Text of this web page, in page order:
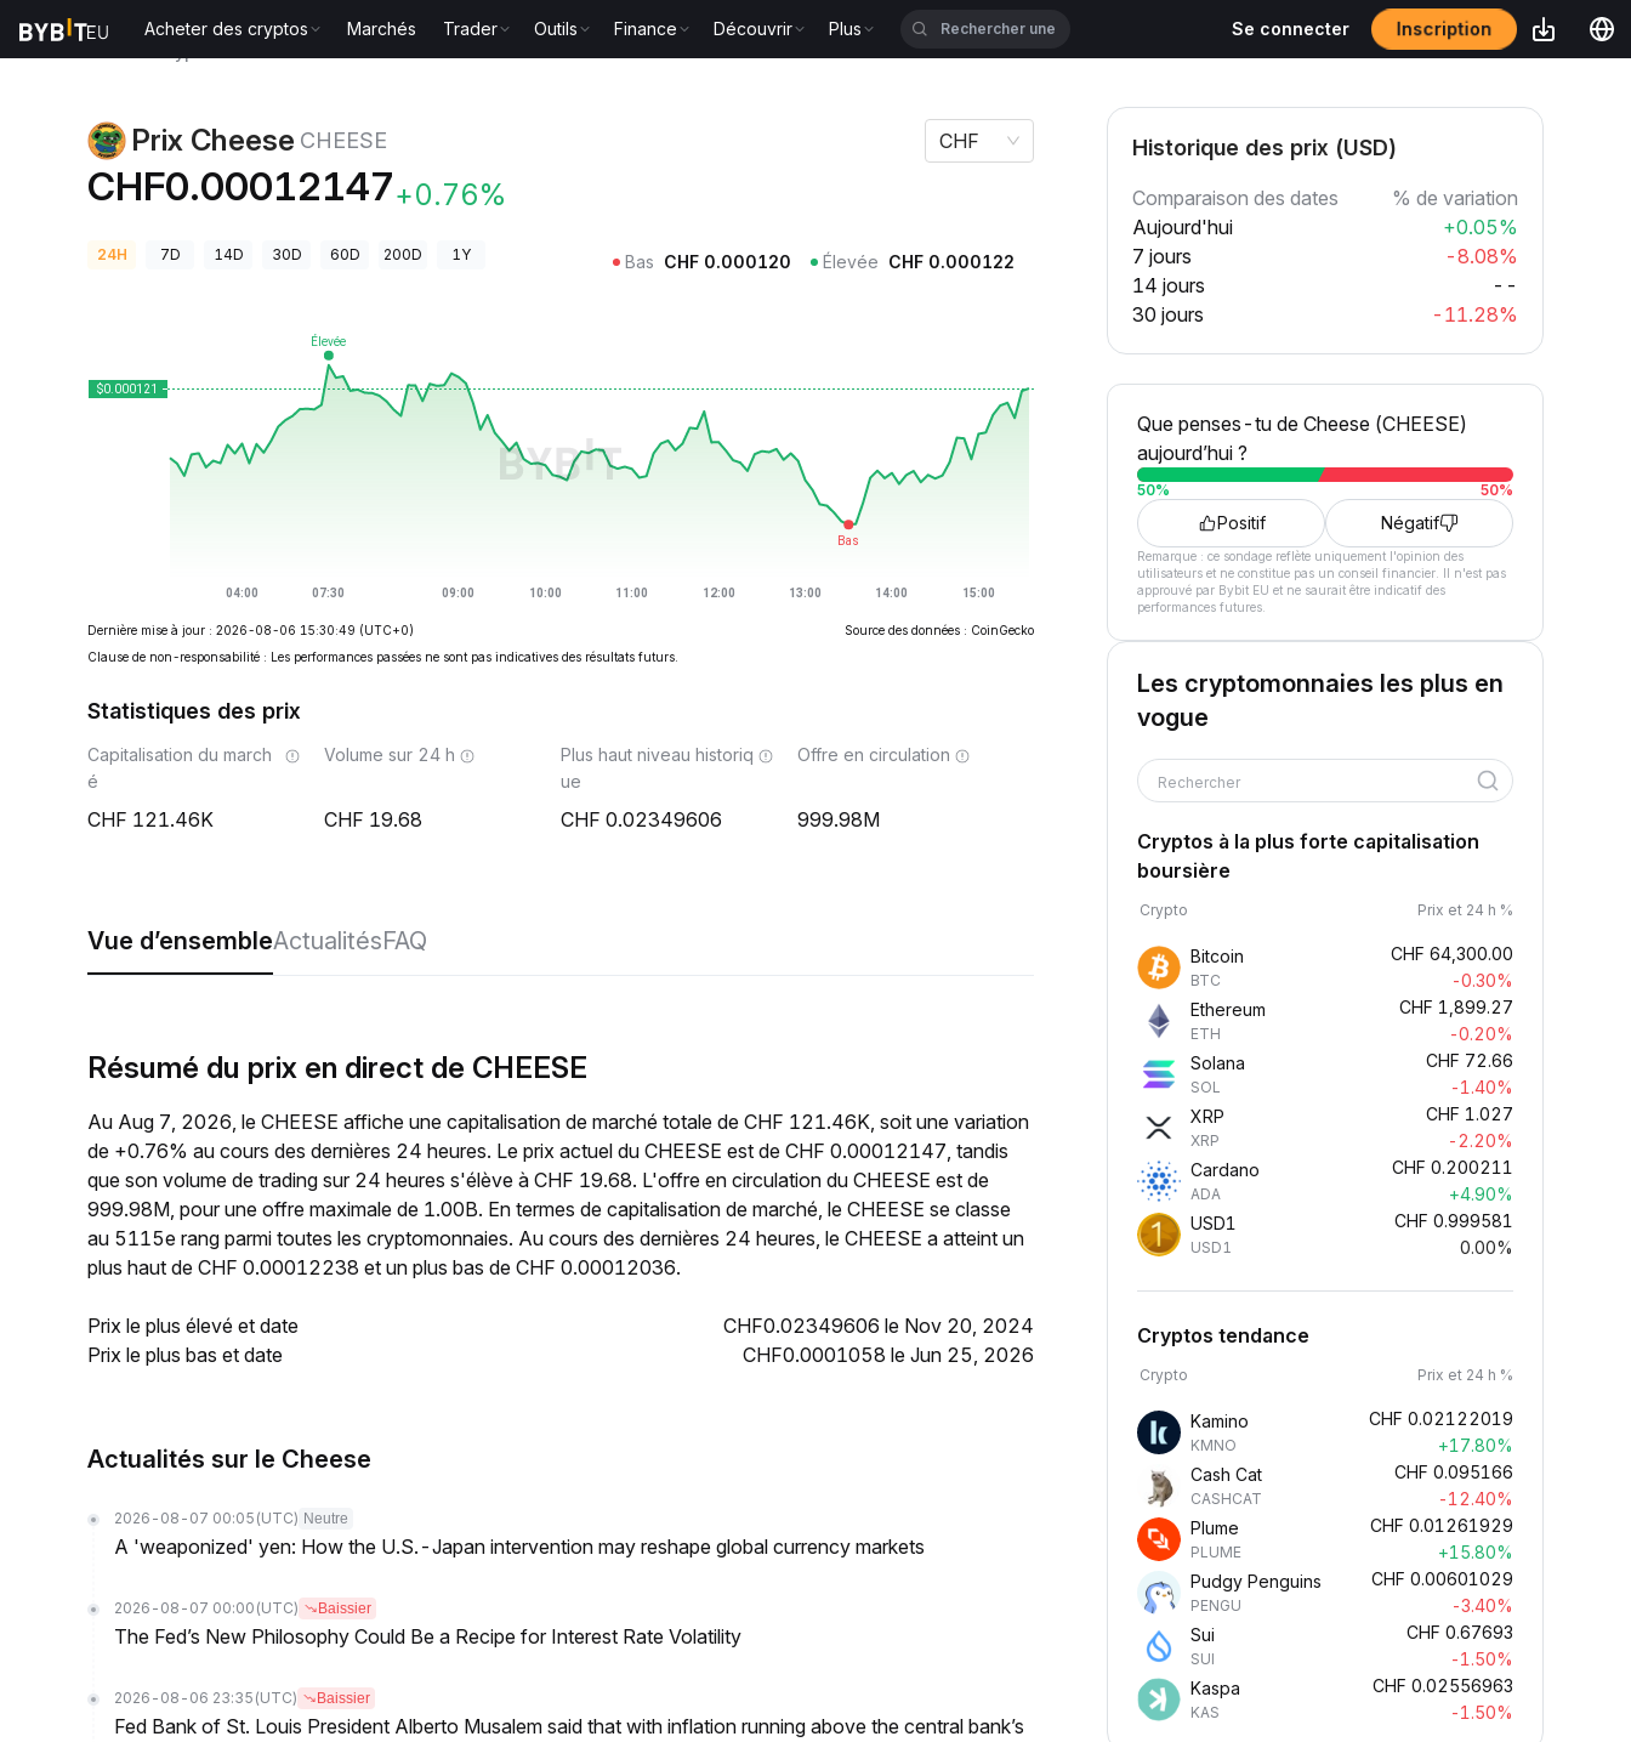
Acheter des cryptos Marchés Trader Outils Finance Découvrir Plus Se connecter Inscription
Prix Cheese CHEESE
CHF0.00012147+0.76%
CHF
24H 7D 14D 30D 60D 200D 1Y Bas CHF 0.000120 Élevée CHF 0.000122
Dernière mise à jour : 2026-08-06 15:30:49 (UTC+0)
Source des données : CoinGecko
Clause de non-responsabilité : Les performances passées ne sont pas indicatives des résultats futurs.
Statistiques des prix
Capitalisation du march
é
121.46K
Volume sur 24 h
19.68
Plus haut niveau historiq
ue
0.02349606
Offre en circulation
999.98M
Vue d’ensembleActualitésFAQ
Résumé du prix en direct de CHEESE
Au Aug 7, 2026, le CHEESE affiche une capitalisation de marché totale de CHF 121.46K, soit une variation
de +0.76% au cours des dernières 24 heures. Le prix actuel du CHEESE est de CHF 0.00012147, tandis
que son volume de trading sur 24 heures s'élève à CHF 19.68. L'offre en circulation du CHEESE est de
999.98M, pour une offre maximale de 1.00B. En termes de capitalisation de marché, le CHEESE se classe
au 5115e rang parmi toutes les cryptomonnaies. Au cours des dernières 24 heures, le CHEESE a atteint un
plus haut de CHF 0.00012238 et un plus bas de CHF 0.00012036.
Prix le plus élevé et date
CHF0.02349606 le Nov 20, 2024
Prix le plus bas et date
CHF0.0001058 le Jun 25, 2026
Actualités sur le Cheese
2026-08-07 00:05 (UTC) Neutre
A 'weaponized' yen: How the U.S.-Japan intervention may reshape global currency markets
2026-08-07 00:00 (UTC) Baissier
The Fed’s New Philosophy Could Be a Recipe for Interest Rate Volatility
2026-08-06 23:35 (UTC) Baissier
Fed Bank of St. Louis President Alberto Musalem said that with inflation running above the central bank’s
Historique des prix (USD)
Comparaison des dates
% de variation
Aujourd'hui
+0.05%
7 jours
-8.08%
14 jours
--
30 jours
-11.28%
Que penses-tu de Cheese (CHEESE)
aujourd’hui ?
50% 50%
Positif Négatif
Remarque : ce sondage reflète uniquement l'opinion des
utilisateurs et ne constitue pas un conseil financier. Il n'est pas
approuvé par Bybit EU et ne saurait être indicatif des
performances futures.
Les cryptomonnaies les plus en
vogue
Rechercher
Cryptos à la plus forte capitalisation
boursière
Crypto Prix et 24 h %
Bitcoin
BTC
CHF 64,300.00
-0.30%
Ethereum
ETH
CHF 1,899.27
-0.20%
Solana
SOL
CHF 72.66
-1.40%
XRP
XRP
CHF 1.027
-2.20%
Cardano
ADA
CHF 0.200211
+4.90%
USD1
USD1
CHF 0.999581
0.00%
Cryptos tendance
Crypto Prix et 24 h %
Kamino
KMNO
CHF 0.02122019
+17.80%
Cash Cat
CASHCAT
CHF 0.095166
-12.40%
Plume
PLUME
CHF 0.01261929
+15.80%
Pudgy Penguins
PENGU
CHF 0.00601029
-3.40%
Sui
SUI
CHF 0.67693
-1.50%
Kaspa
KAS
CHF 0.02556963
-1.50%